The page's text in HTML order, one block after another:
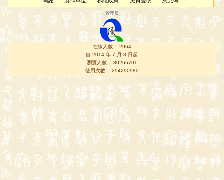
（管理員 ）
在線人數： 2964
自 2014 年 7 月 8 日起
瀏覽人數： 80265701
使用次數： 294290980